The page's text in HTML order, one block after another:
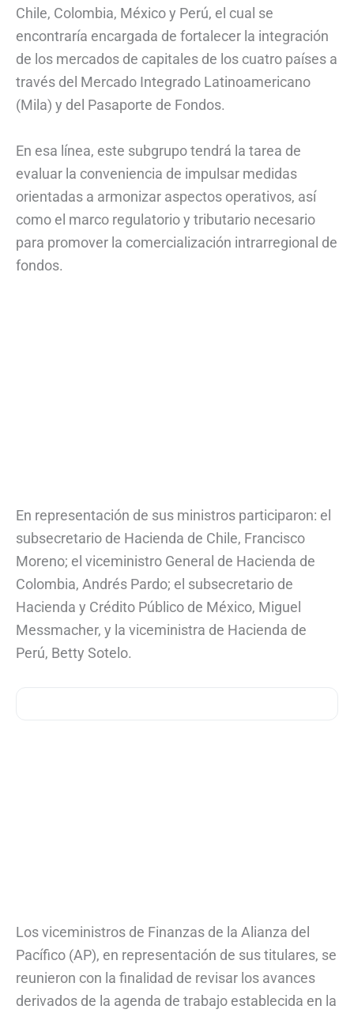
Chile, Colombia, México y Perú, el cual se
encontraría encargada de fortalecer la integración
de los mercados de capitales de los cuatro países a
través del Mercado Integrado Latinoamericano
(Mila) y del Pasaporte de Fondos.
En esa línea, este subgrupo tendrá la tarea de
evaluar la conveniencia de impulsar medidas
orientadas a armonizar aspectos operativos, así
como el marco regulatorio y tributario necesario
para promover la comercialización intrarregional de
fondos.
En representación de sus ministros participaron: el
subsecretario de Hacienda de Chile, Francisco
Moreno; el viceministro General de Hacienda de
Colombia, Andrés Pardo; el subsecretario de
Hacienda y Crédito Público de México, Miguel
Messmacher, y la viceministra de Hacienda de
Perú, Betty Sotelo.
Los viceministros de Finanzas de la Alianza del
Pacífico (AP), en representación de sus titulares, se
reunieron con la finalidad de revisar los avances
derivados de la agenda de trabajo establecida en la